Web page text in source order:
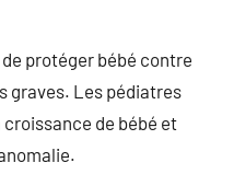
protéger bébé contre
graves. Les pédiatres
de bébé et